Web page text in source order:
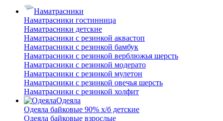
Наматрасники
Наматрасники гостинница
Наматрасники детские
Наматрасники с резинкой аквастоп
Наматрасники с резинкой бамбук
Наматрасники с резинкой верблюжья шерсть
Наматрасники с резинкой модерато
Наматрасники с резинкой мулетон
Наматрасники с резинкой овечья шерсть
Наматрасники с резинкой холфит
Одеяла
Одеяла байковые 90% х/б детские
Одеяла байковые взрослые